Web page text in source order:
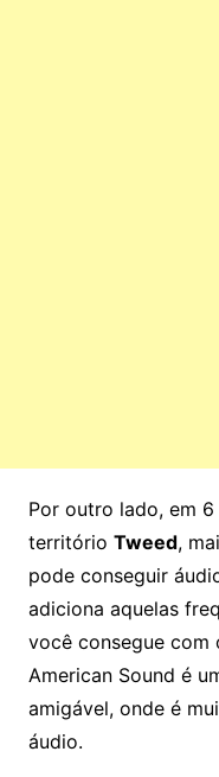
Por outro lado, em
território Tweed,
pode conseguir
adiciona aquelas
você consegue com
American Sound é
amigável, onde é
áudio.